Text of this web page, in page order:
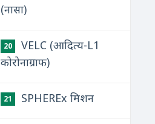
(नासा)
20
VELC (आदित्य-L1
कोरोनाग्राफ)
21 SPHEREx मिशन